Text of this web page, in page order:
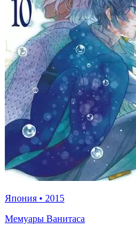
Япония • 2015
Мемуары Ванитаса